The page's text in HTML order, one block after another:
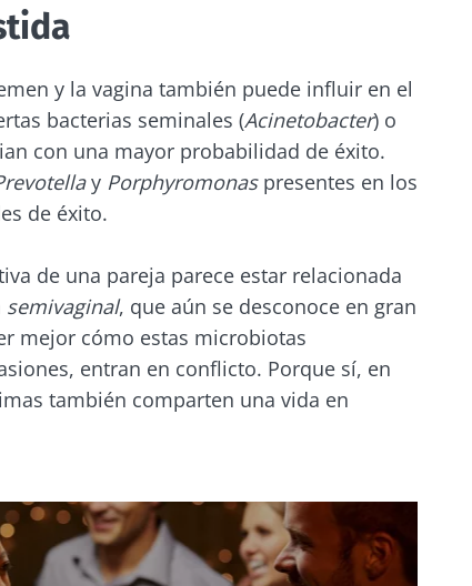
y la vagina también puede influir en el
bacterias seminales (Acinetobacter) o
con una mayor probabilidad de éxito.
y Porphyromonaspresentes en los
de éxito.
de una pareja parece estar relacionada
semivaginal, que aún se desconoce en gran
mejor cómo estas microbiotas
entran en conflicto. Porque sí, en
también comparten una vida en